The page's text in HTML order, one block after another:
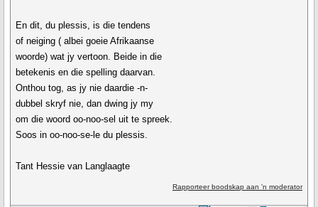
En dit, du plessis, is die tendens
of neiging ( albei goeie Afrikaanse
woorde) wat jy vertoon. Beide in die
betekenis en die spelling daarvan.
Onthou tog, as jy nie daardie -n-
dubbel skryf nie, dan dwing jy my
om die woord oo-noo-sel uit te spreek.
Soos in oo-noo-se-le du plessis.
Tant Hessie van Langlaagte
Rapporteer boodskap aan 'n moderator